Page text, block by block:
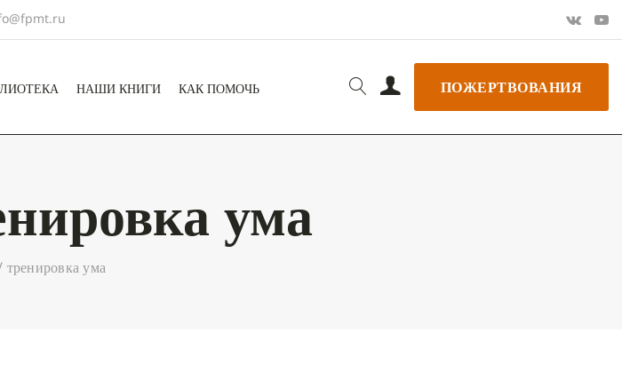
НАШИ КНИГИ КАК ПОМОЧЬ ПОЖЕРТВОВАНИЯ
ума
тренировка ума